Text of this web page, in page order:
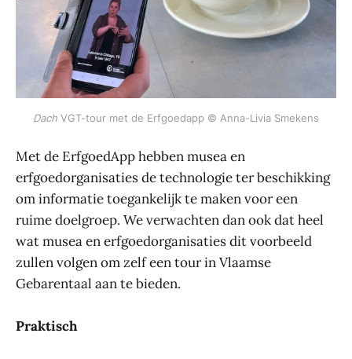
Dach VGT-tour met de Erfgoedapp © Anna-Livia Smekens
Met de ErfgoedApp hebben musea en
erfgoedorganisaties de technologie ter beschikking
om informatie toegankelijk te maken voor een
ruime doelgroep. We verwachten dan ook dat heel
wat musea en erfgoedorganisaties dit voorbeeld
zullen volgen om zelf een tour in Vlaamse
Gebarentaal aan te bieden.
Praktisch